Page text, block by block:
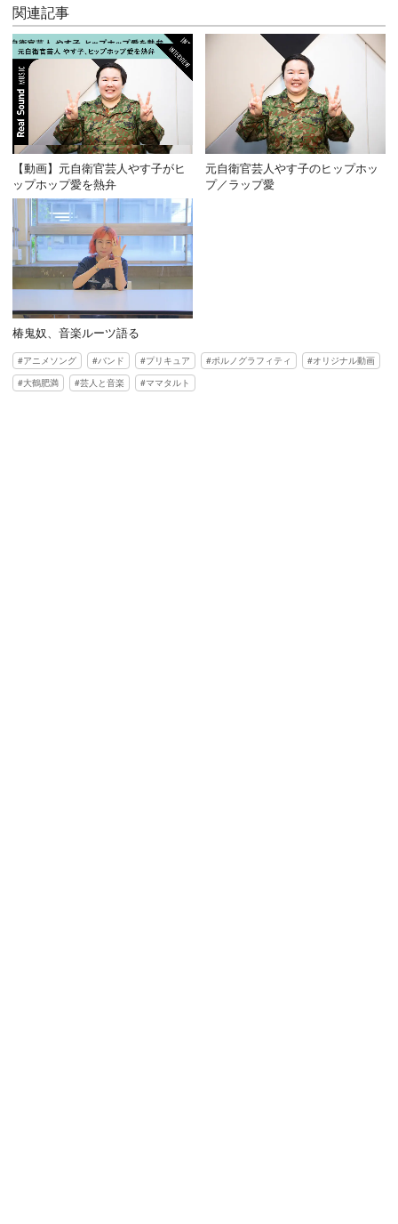
関連記事
【動画】元自衛官芸人やす子がヒ
ップホップ愛を熱弁
元自衛官芸人やす子のヒップホッ
プ／ラップ愛
椿鬼奴、音楽ルーツ語る
アニメソング バンド プリキュア ポルノグラフィティ
オリジナル動画
大鶴肥満
芸人と音楽 ママタルト